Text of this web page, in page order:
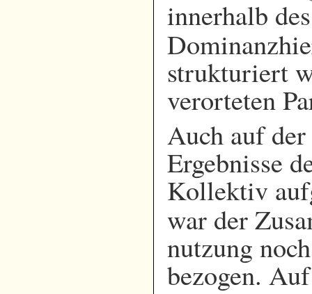
innerhalb
strukturiert
verorteten
Auch auf
Ergebnisse
Kollektiv
war der
nutzung
bezogen.